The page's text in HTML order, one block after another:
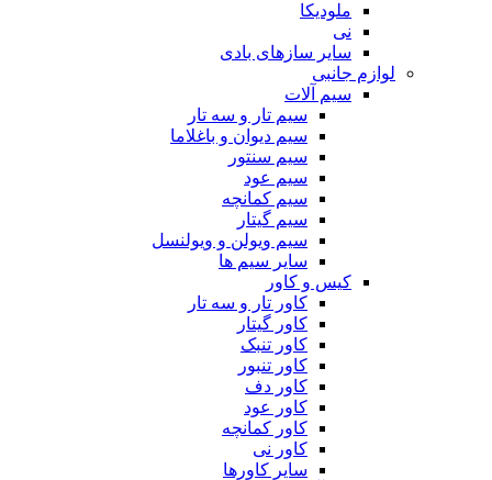
ملودیکا
نی
سایر سازهای بادی
لوازم جانبی
سیم آلات
سیم تار و سه تار
سیم دیوان و باغلاما
سیم سنتور
سیم عود
سیم کمانچه
سیم گیتار
سیم ویولن و ویولنسل
سایر سیم ها
کیس و کاور
کاور تار و سه تار
کاور گیتار
کاور تنبک
کاور تنبور
کاور دف
کاور عود
کاور کمانچه
کاور نی
سایر کاورها